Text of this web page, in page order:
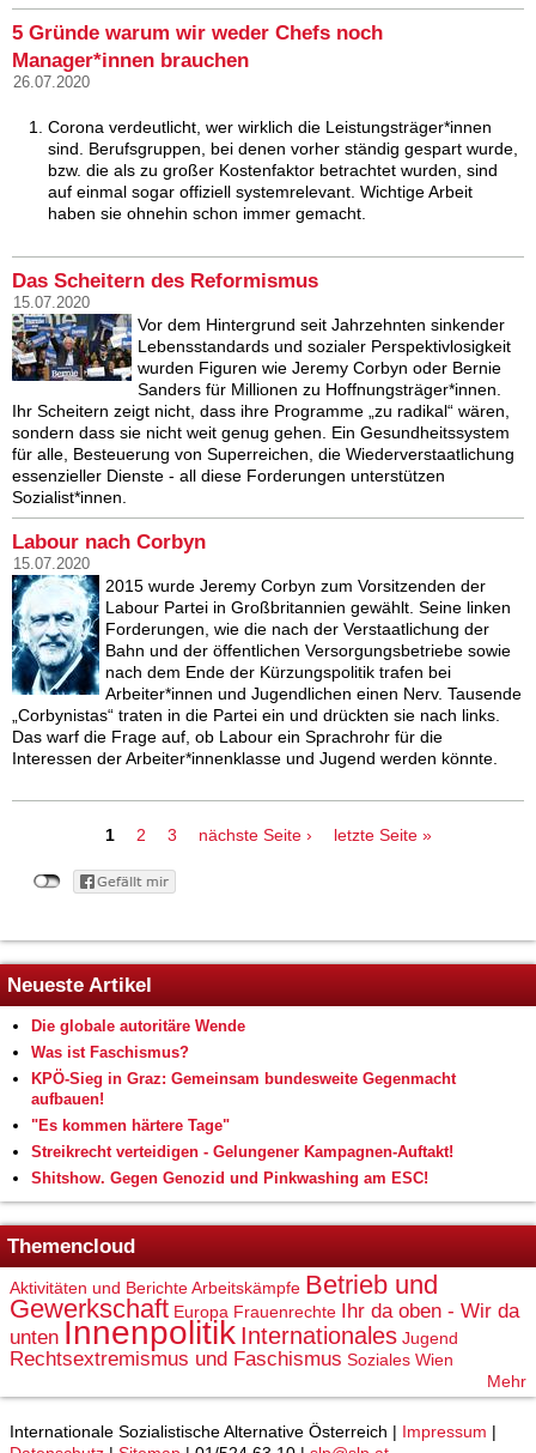
5 Gründe warum wir weder Chefs noch
Manager*innen brauchen
26.07.2020
Corona verdeutlicht, wer wirklich die Leistungsträger*innen
sind. Berufsgruppen, bei denen vorher ständig gespart wurde,
bzw. die als zu großer Kostenfaktor betrachtet wurden, sind
auf einmal sogar offiziell systemrelevant. Wichtige Arbeit
haben sie ohnehin schon immer gemacht.
Das Scheitern des Reformismus
15.07.2020
Vor dem Hintergrund seit Jahrzehnten sinkender
Lebensstandards und sozialer Perspektivlosigkeit
wurden Figuren wie Jeremy Corbyn oder Bernie
Sanders für Millionen zu Hoffnungsträger*innen.
Ihr Scheitern zeigt nicht, dass ihre Programme „zu radikal“ wären,
sondern dass sie nicht weit genug gehen. Ein Gesundheitssystem
für alle, Besteuerung von Superreichen, die Wiederverstaatlichung
essenzieller Dienste - all diese Forderungen unterstützen
Sozialist*innen.
Labour nach Corbyn
15.07.2020
2015 wurde Jeremy Corbyn zum Vorsitzenden der
Labour Partei in Großbritannien gewählt. Seine linken
Forderungen, wie die nach der Verstaatlichung der
Bahn und der öffentlichen Versorgungsbetriebe sowie
nach dem Ende der Kürzungspolitik trafen bei
Arbeiter*innen und Jugendlichen einen Nerv. Tausende
„Corbynistas“ traten in die Partei ein und drückten sie nach links.
Das warf die Frage auf, ob Labour ein Sprachrohr für die
Interessen der Arbeiter*innenklasse und Jugend werden könnte.
1 2 3 nächste Seite › letzte Seite »
Neueste Artikel
Die globale autoritäre Wende
Was ist Faschismus?
KPÖ-Sieg in Graz: Gemeinsam bundesweite Gegenmacht
aufbauen!
"Es kommen härtere Tage"
Streikrecht verteidigen - Gelungener Kampagnen-Auftakt!
Shitshow. Gegen Genozid und Pinkwashing am ESC!
Themencloud
Aktivitäten und BerichteArbeitskämpfe Betrieb und
Gewerkschaft Europa Frauenrechte
Ihr da oben - Wir da
unten Innenpolitik Internationales Jugend
Rechtsextremismus und Faschismus Soziales Wien
Mehr
Internationale Sozialistische Alternative Österreich | Impressum |